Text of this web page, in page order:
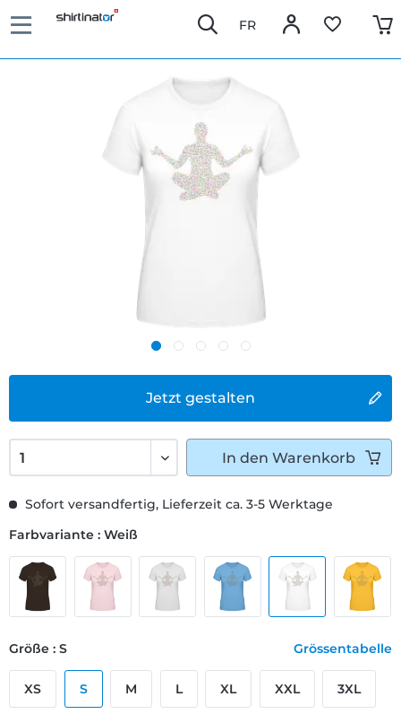
FR
Jetzt gestalten
Sofort versandfertig, Lieferzeit ca. 3-5 Werktage
Farbvariante : Weiß
Größe : S Grössentabelle
XS S M L XL XXL 3XL
In den Warenkorb